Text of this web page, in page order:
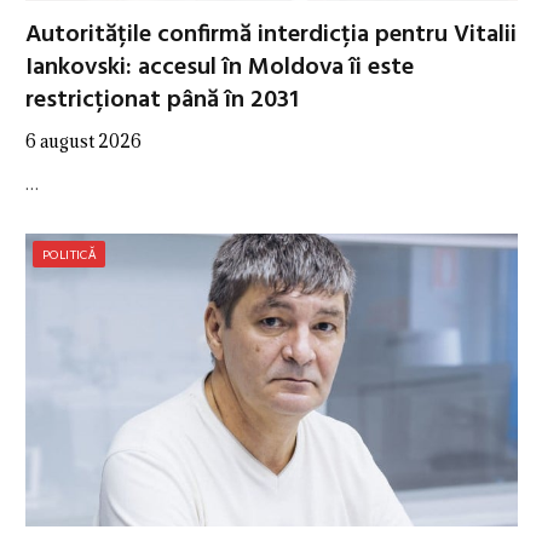
Autoritățile confirmă interdicția pentru Vitalii
Iankovski: accesul în Moldova îi este
restricționat până în 2031
6 august 2026
…
POLITICĂ